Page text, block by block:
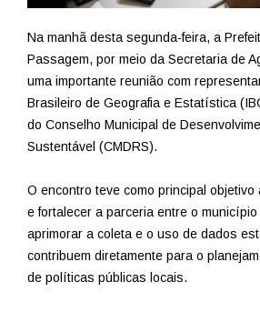
Na manhã desta segunda-feira, a
Passagem, por meio da Secretaria de
uma importante reunião com
Brasileiro de Geografia e Estatística
do Conselho Municipal de
Sustentável (CMDRS).
O encontro teve como principal objetivo
e fortalecer a parceria entre o
aprimorar a coleta e o uso de dados
contribuem diretamente para o
de políticas públicas locais.